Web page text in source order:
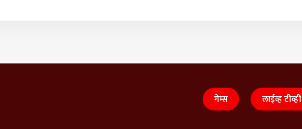
गेम्स लाईव्ह टीव्ही